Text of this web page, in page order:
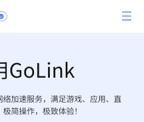
GoLink
加速服务，满足游戏、应用、直
简操作，极致体验！